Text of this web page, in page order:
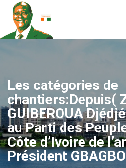
Les catégories de
chantiers:Depuis(
GUIBEROUA
au Parti des
Côte d’Ivoire de
Président